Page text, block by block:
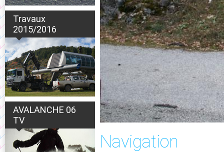
Travaux
2015/2016
AVALANCHE 06
TV
Navigation